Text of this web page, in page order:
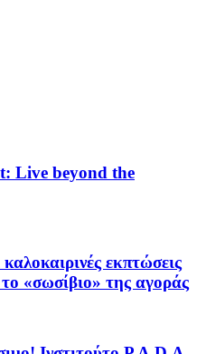
Live beyond the
εκπτώσεις
«σωσίβιο» της αγοράς